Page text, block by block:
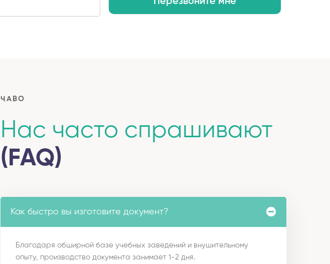
ЧАВО
Нас часто спрашивают
(FAQ)
Как быстро вы изготовите документ?
Благодаря обширной базе учебных заведений и внушительному
опыту, производство документа занимает 1-2 дня.